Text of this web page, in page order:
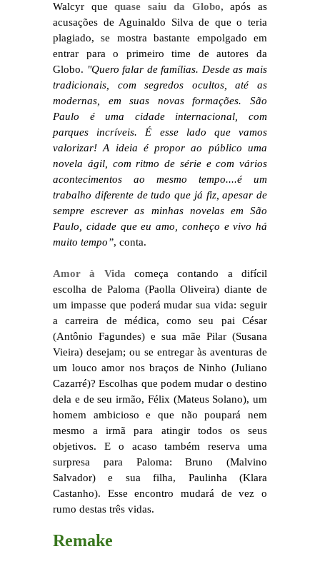
Walcyr quequase saiu da Globo, após as
acusações de Aguinaldo Silva de que o teria
plagiado, se mostra bastante empolgado em
entrar para o primeiro time de autores da
Globo. "Quero falar de famílias. Desde as mais
tradicionais, com segredos ocultos, até as
modernas, em suas novas formações. São
Paulo é uma cidade internacional, com
parques incríveis. É esse lado que vamos
valorizar! A ideia é propor ao público uma
novela ágil, com ritmo de série e com vários
acontecimentos ao mesmo tempo....é um
trabalho diferente de tudo que já fiz, apesar de
sempre escrever as minhas novelas em São
Paulo, cidade que eu amo, conheço e vivo há
muito tempo”, conta.
Amor à Vida começa contando a difícil
escolha de Paloma (Paolla Oliveira) diante de
um impasse que poderá mudar sua vida: seguir
a carreira de médica, como seu pai César
(Antônio Fagundes) e sua mãe Pilar (Susana
Vieira) desejam; ou se entregar às aventuras de
um louco amor nos braços de Ninho (Juliano
Cazarré)? Escolhas que podem mudar o destino
dela e de seu irmão, Félix (Mateus Solano), um
homem ambicioso e que não poupará nem
mesmo a irmã para atingir todos os seus
objetivos. E o acaso também reserva uma
surpresa para Paloma: Bruno (Malvino
Salvador) e sua filha, Paulinha (Klara
Castanho). Esse encontro mudará de vez o
rumo destas três vidas.
Remake